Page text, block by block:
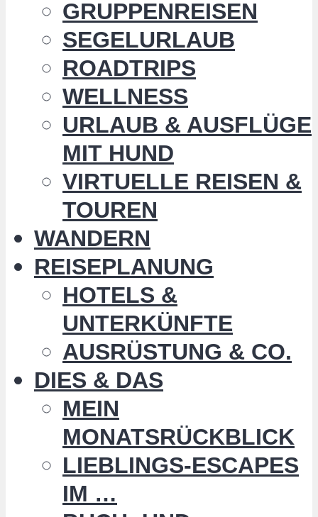
GRUPPENREISEN
SEGELURLAUB
ROADTRIPS
WELLNESS
URLAUB & AUSFLÜGE
MIT HUND
VIRTUELLE REISEN &
TOUREN
WANDERN
REISEPLANUNG
HOTELS &
UNTERKÜNFTE
AUSRÜSTUNG & CO.
DIES & DAS
MEIN
MONATSRÜCKBLICK
LIEBLINGS-ESCAPES
IM …